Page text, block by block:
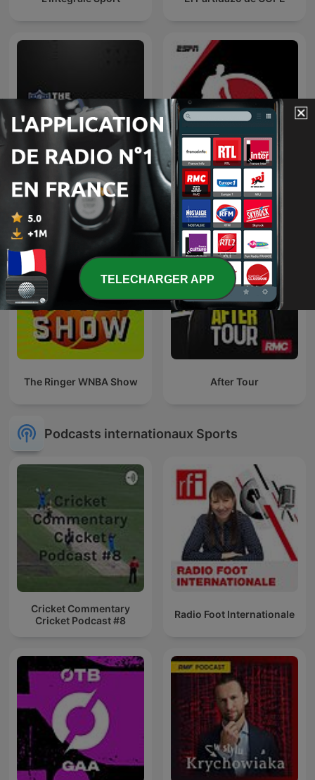
NFL: The Insiders NBA on ESPN
The Ringer WNBA Show After Tour
Podcasts internationaux Sports
Cricket Commentary
Cricket Podcast #8
Radio Foot Internationale
TELECHARGER APP